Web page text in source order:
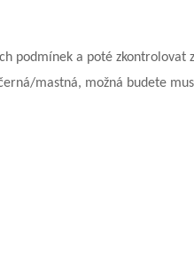
podmínek a poté zkontrolovat
mastná, možná budete